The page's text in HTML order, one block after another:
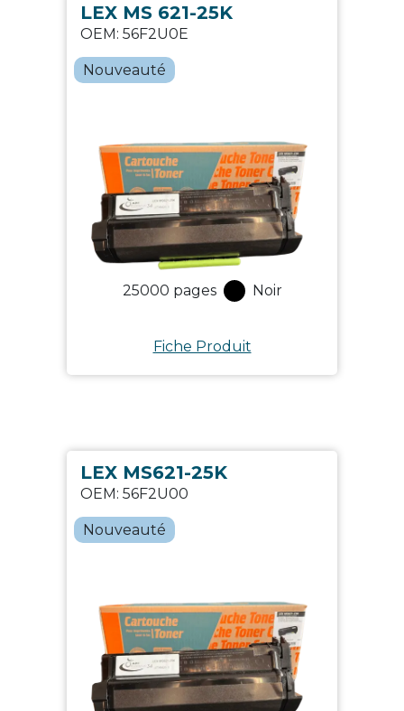
LEX MS 621-25K
OEM: 56F2U0E
Nouveauté
25000 pages Noir
Fiche Produit
LEX MS621-25K
OEM: 56F2U00
Nouveauté